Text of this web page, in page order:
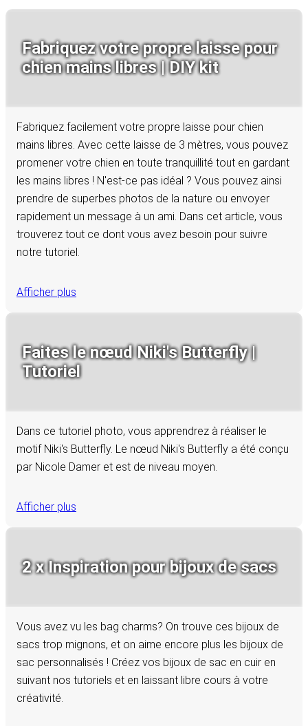
Fabriquez votre propre laisse pour
chien mains libres | DIY kit
Fabriquez facilement votre propre laisse pour chien
mains libres. Avec cette laisse de 3 mètres, vous pouvez
promener votre chien en toute tranquillité tout en gardant
les mains libres ! N'est-ce pas idéal ? Vous pouvez ainsi
prendre de superbes photos de la nature ou envoyer
rapidement un message à un ami. Dans cet article, vous
trouverez tout ce dont vous avez besoin pour suivre
notre tutoriel.
Afficher plus
Faites le nœud Niki's Butterfly |
Tutoriel
Dans ce tutoriel photo, vous apprendrez à réaliser le
motif Niki's Butterfly. Le nœud Niki's Butterfly a été conçu
par Nicole Damer et est de niveau moyen.
Afficher plus
2 x Inspiration pour bijoux de sacs
Vous avez vu les bag charms? On trouve ces bijoux de
sacs trop mignons, et on aime encore plus les bijoux de
sac personnalisés ! Créez vos bijoux de sac en cuir en
suivant nos tutoriels et en laissant libre cours à votre
créativité.